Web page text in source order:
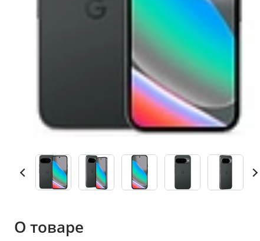
О товаре